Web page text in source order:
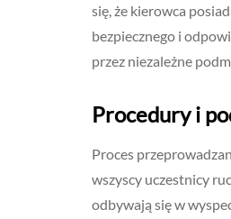
się, że kierowca
bezpiecznego i
przez niezależne
Procedury i
Proces
wszyscy uczestnicy
odbywają się w